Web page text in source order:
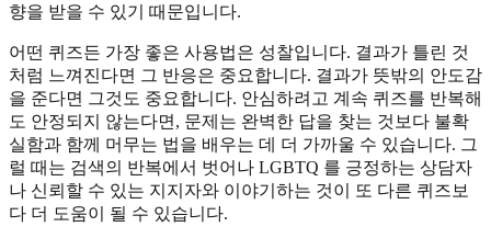
향을 받을 수 있기 때문입니다.
어떤 퀴즈든 가장 좋은 사용법은 성찰입니다. 결과가 틀린 것
처럼 느껴진다면 그 반응은 중요합니다. 결과가 뜻밖의 안도감
을 준다면 그것도 중요합니다. 안심하려고 계속 퀴즈를 반복해
도 안정되지 않는다면, 문제는 완벽한 답을 찾는 것보다 불확
실함과 함께 머무는 법을 배우는 데 더 가까울 수 있습니다. 그
럴 때는 검색의 반복에서 벗어나 LGBTQ 를 긍정하는 상담자
나 신뢰할 수 있는 지지자와 이야기하는 것이 또 다른 퀴즈보
다 더 도움이 될 수 있습니다.